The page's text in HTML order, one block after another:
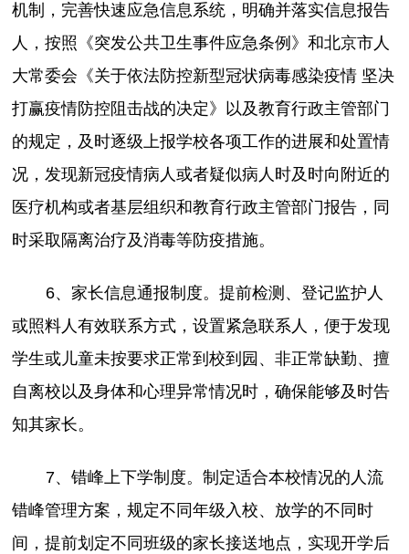
机制，完善快速应急信息系统，明确并落实信息报告
人，按照《突发公共卫生事件应急条例》和北京市人
大常委会《关于依法防控新型冠状病毒感染疫情 坚决
打赢疫情防控阻击战的决定》以及教育行政主管部门
的规定，及时逐级上报学校各项工作的进展和处置情
况，发现新冠疫情病人或者疑似病人时及时向附近的
医疗机构或者基层组织和教育行政主管部门报告，同
时采取隔离治疗及消毒等防疫措施。
6、家长信息通报制度。提前检测、登记监护人
或照料人有效联系方式，设置紧急联系人，便于发现
学生或儿童未按要求正常到校到园、非正常缺勤、擅
自离校以及身体和心理异常情况时，确保能够及时告
知其家长。
7、错峰上下学制度。制定适合本校情况的人流
错峰管理方案，规定不同年级入校、放学的不同时
间，提前划定不同班级的家长接送地点，实现开学后